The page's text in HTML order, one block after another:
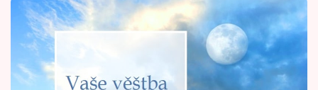
Celebrity
Vztahy
Seriály